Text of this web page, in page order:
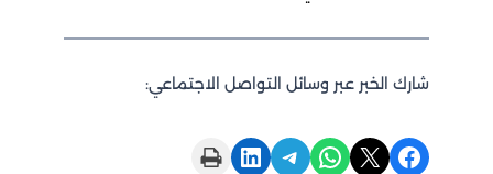
شارك الخبر عبر وسائل التواصل الاجتماعي:
Share on Facebook
Share on X
Share on WhatsApp
Share on Telegram
Share on LinkedIn
Print this Page